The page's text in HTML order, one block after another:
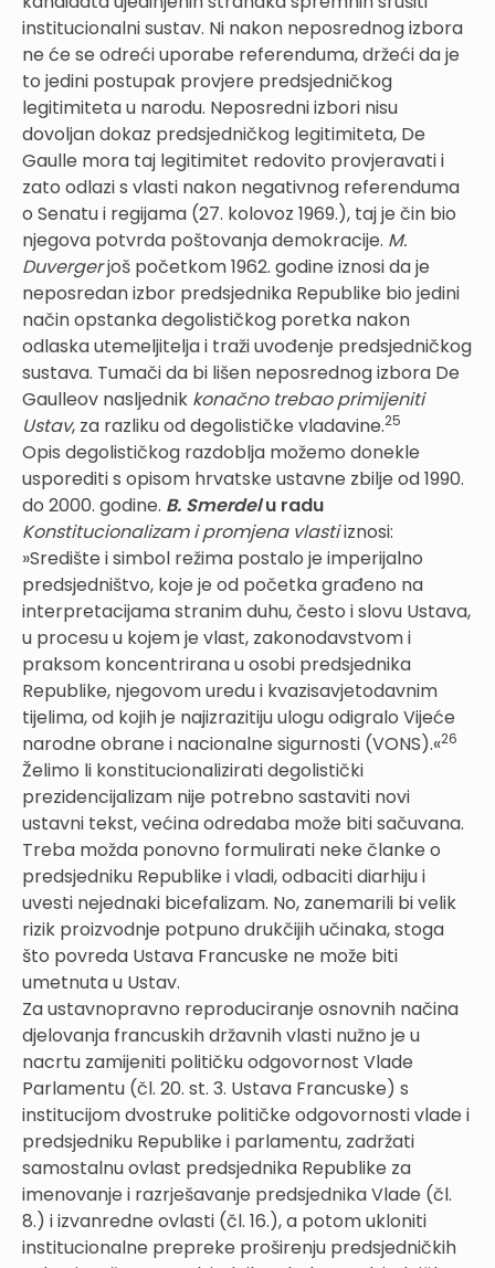
institucionalni sustav. Ni nakon neposrednog izbora
ne će se odreći uporabe referenduma, držeći da je
to jedini postupak provjere predsjedničkog
legitimiteta u narodu. Neposredni izbori nisu
dovoljan dokaz predsjedničkog legitimiteta, De
Gaulle mora taj legitimitet redovito provjeravati i
zato odlazi s vlasti nakon negativnog referenduma
o Senatu i regijama (27. kolovoz 1969.), taj je čin bio
njegova potvrda poštovanja demokracije. M.
Duvergerjoš početkom 1962. godine iznosi da je
neposredan izbor predsjednika Republike bio jedini
način opstanka degolističkog poretka nakon
odlaska utemeljitelja i traži uvođenje predsjedničkog
sustava. Tumači da bi lišen neposrednog izbora De
Gaulleov nasljednik konačno trebao primijeniti
Ustav, za razliku od degolističke vladavine.25
Opis degolističkog razdoblja možemo donekle
usporediti s opisom hrvatske ustavne zbilje od 1990.
do 2000. godine. B. Smerdelu radu
Konstitucionalizam i promjena vlastiiznosi:
»Središte i simbol režima postalo je imperijalno
predsjedništvo, koje je od početka građeno na
interpretacijama stranim duhu, često i slovu Ustava,
u procesu u kojem je vlast, zakonodavstvom i
praksom koncentrirana u osobi predsjednika
Republike, njegovom uredu i kvazisavjetodavnim
tijelima, od kojih je najizrazitiju ulogu odigralo Vijeće
narodne obrane i nacionalne sigurnosti (VONS).«26
Želimo li konstitucionalizirati degolistički
prezidencijalizam nije potrebno sastaviti novi
ustavni tekst, većina odredaba može biti sačuvana.
Treba možda ponovno formulirati neke članke o
predsjedniku Republike i vladi, odbaciti diarhiju i
uvesti nejednaki bicefalizam. No, zanemarili bi velik
rizik proizvodnje potpuno drukčijih učinaka, stoga
što povreda Ustava Francuske ne može biti
umetnuta u Ustav.
Za ustavnopravno reproduciranje osnovnih načina
djelovanja francuskih državnih vlasti nužno je u
nacrtu zamijeniti političku odgovornost Vlade
Parlamentu (čl. 20. st. 3. Ustava Francuske) s
institucijom dvostruke političke odgovornosti vlade i
predsjedniku Republike i parlamentu, zadržati
samostalnu ovlast predsjednika Republike za
imenovanje i razrješavanje predsjednika Vlade (čl.
8.) i izvanredne ovlasti (čl. 16.), a potom ukloniti
institucionalne prepreke proširenju predsjedničkih